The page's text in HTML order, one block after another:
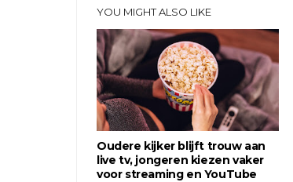
YOU MIGHT ALSO LIKE
Oudere kijker blijft trouw aan
live tv, jongeren kiezen vaker
voor streaming en YouTube